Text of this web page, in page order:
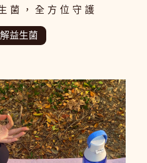
菌，全方位守護
益生菌